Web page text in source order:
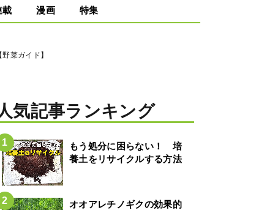
載 漫画 特集
菜ガイド】
気記事ランキング
もう処分に困らない！ 培
養土をリサイクルする方法
オオアレチノギクの効果的